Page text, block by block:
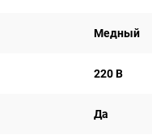
Медный
220 В
Да